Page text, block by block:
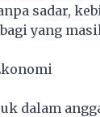
sadar,
yang
dalam